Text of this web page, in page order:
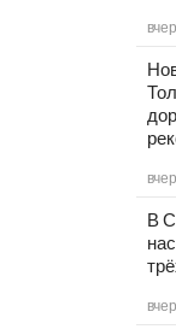
В